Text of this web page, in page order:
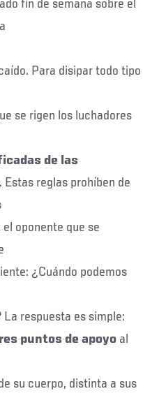
fin de semana sobre el
Para disipar todo tipo
se rigen los luchadores
de las
. Estas reglas prohíben de
oponente que se
¿Cuándo podemos
La respuesta es simple:
puntos de apoyo al
su cuerpo, distinta a sus